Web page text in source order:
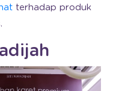
terhadap produk